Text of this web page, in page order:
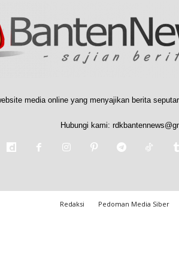
media online yang menyajikan berita
Hubungi kami:
Redaksi Pedoman Media Siber